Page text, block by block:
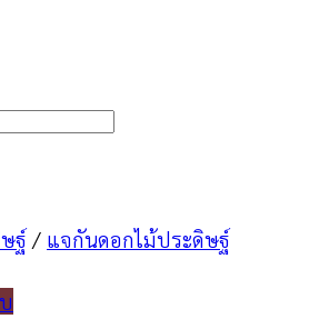
ฐ์ / แจกันดอกไม้ประดิษฐ์